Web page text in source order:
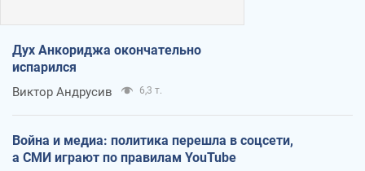
Дух Анкориджа окончательно
испарился
Виктор Андрусив 6,3 т.
Война и медиа: политика перешла в соцсети,
а СМИ играют по правилам YouTube